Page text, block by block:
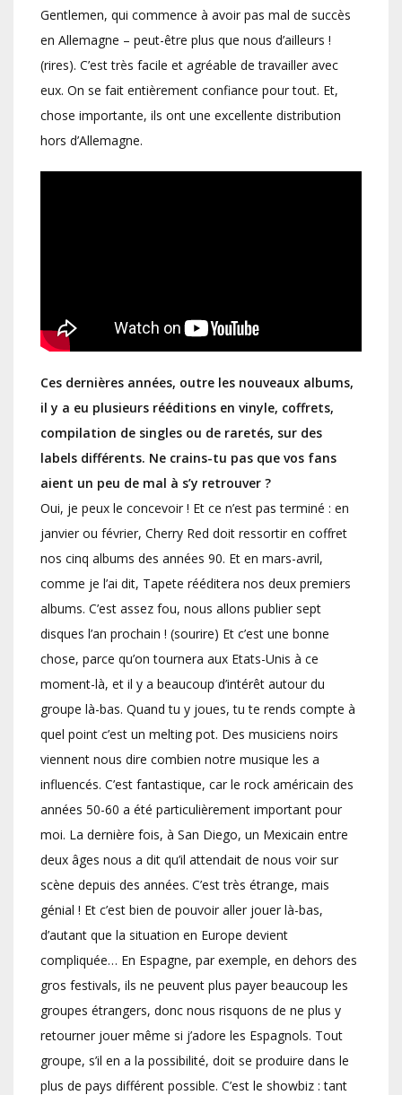
Gentlemen, qui commence à avoir pas mal de succès
en Allemagne – peut-être plus que nous d’ailleurs !
(rires). C’est très facile et agréable de travailler avec
eux. On se fait entièrement confiance pour tout. Et,
chose importante, ils ont une excellente distribution
hors d’Allemagne.
Ces dernières années, outre les nouveaux albums,
il y a eu plusieurs rééditions en vinyle, coffrets,
compilation de singles ou de raretés, sur des
labels différents. Ne crains-tu pas que vos fans
aient un peu de mal à s’y retrouver ?
Oui, je peux le concevoir ! Et ce n’est pas terminé : en
janvier ou février, Cherry Red doit ressortir en coffret
nos cinq albums des années 90. Et en mars-avril,
comme je l’ai dit, Tapete rééditera nos deux premiers
albums. C’est assez fou, nous allons publier sept
disques l’an prochain ! (sourire) Et c’est une bonne
chose, parce qu’on tournera aux Etats-Unis à ce
moment-là, et il y a beaucoup d’intérêt autour du
groupe là-bas. Quand tu y joues, tu te rends compte à
quel point c’est un melting pot. Des musiciens noirs
viennent nous dire combien notre musique les a
influencés. C’est fantastique, car le rock américain des
années 50-60 a été particulièrement important pour
moi. La dernière fois, à San Diego, un Mexicain entre
deux âges nous a dit qu’il attendait de nous voir sur
scène depuis des années. C’est très étrange, mais
génial ! Et c’est bien de pouvoir aller jouer là-bas,
d’autant que la situation en Europe devient
compliquée… En Espagne, par exemple, en dehors des
gros festivals, ils ne peuvent plus payer beaucoup les
groupes étrangers, donc nous risquons de ne plus y
retourner jouer même si j’adore les Espagnols. Tout
groupe, s’il en a la possibilité, doit se produire dans le
plus de pays différent possible. C’est le showbiz : tant